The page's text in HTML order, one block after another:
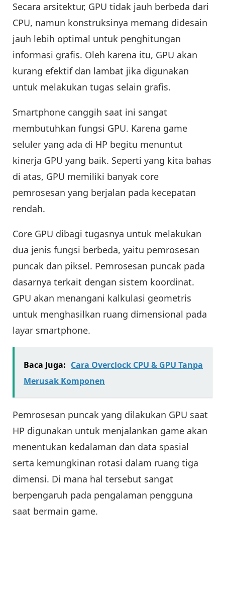
Secara arsitektur, GPU tidak jauh berbeda dari
CPU, namun konstruksinya memang didesain
jauh lebih optimal untuk penghitungan
informasi grafis. Oleh karena itu, GPU akan
kurang efektif dan lambat jika digunakan
untuk melakukan tugas selain grafis.
Smartphone canggih saat ini sangat
membutuhkan fungsi GPU. Karena game
seluler yang ada di HP begitu menuntut
kinerja GPU yang baik. Seperti yang kita bahas
di atas, GPU memiliki banyak core
pemrosesan yang berjalan pada kecepatan
rendah.
Core GPU dibagi tugasnya untuk melakukan
dua jenis fungsi berbeda, yaitu pemrosesan
puncak dan piksel. Pemrosesan puncak pada
dasarnya terkait dengan sistem koordinat.
GPU akan menangani kalkulasi geometris
untuk menghasilkan ruang dimensional pada
layar smartphone.
Baca Juga: Cara Overclock CPU & GPU Tanpa
Merusak Komponen
Pemrosesan puncak yang dilakukan GPU saat
HP digunakan untuk menjalankan game akan
menentukan kedalaman dan data spasial
serta kemungkinan rotasi dalam ruang tiga
dimensi. Di mana hal tersebut sangat
berpengaruh pada pengalaman pengguna
saat bermain game.